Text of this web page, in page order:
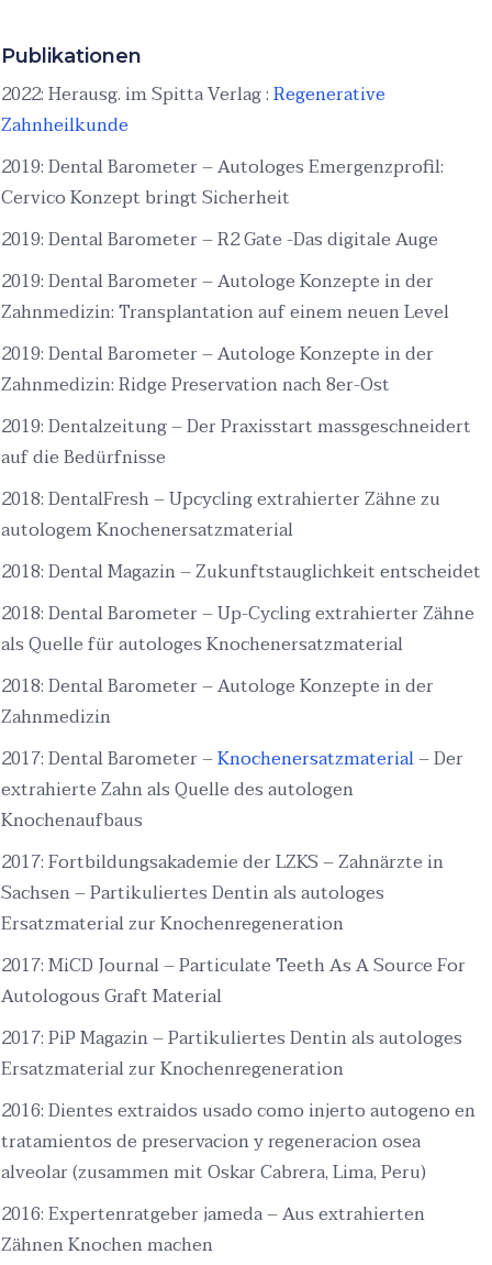
Publikationen
2022: Herausg. im Spitta Verlag :Regenerative
Zahnheilkunde
2019: Dental Barometer – Autologes Emergenzprofil:
Cervico Konzept bringt Sicherheit
2019: Dental Barometer – R2 Gate -Das digitale Auge
2019: Dental Barometer – Autologe Konzepte in der
Zahnmedizin: Transplantation auf einem neuen Level
2019: Dental Barometer – Autologe Konzepte in der
Zahnmedizin: Ridge Preservation nach 8er-Ost
2019: Dentalzeitung – Der Praxisstart massgeschneidert
auf die Bedürfnisse
2018: DentalFresh – Upcycling extrahierter Zähne zu
autologem Knochenersatzmaterial
2018: Dental Magazin – Zukunftstauglichkeit entscheidet
2018: Dental Barometer – Up-Cycling extrahierter Zähne
als Quelle für autologes Knochenersatzmaterial
2018: Dental Barometer – Autologe Konzepte in der
Zahnmedizin
2017: Dental Barometer –Knochenersatzmaterial– Der
extrahierte Zahn als Quelle des autologen
Knochenaufbaus
2017: Fortbildungsakademie der LZKS – Zahnärzte in
Sachsen – Partikuliertes Dentin als autologes
Ersatzmaterial zur Knochenregeneration
2017: MiCD Journal – Particulate Teeth As A Source For
Autologous Graft Material
2017: PiP Magazin – Partikuliertes Dentin als autologes
Ersatzmaterial zur Knochenregeneration
2016: Dientes extraidos usado como injerto autogeno en
tratamientos de preservacion y regeneracion osea
alveolar (zusammen mit Oskar Cabrera, Lima, Peru)
2016: Expertenratgeber jameda – Aus extrahierten
Zähnen Knochen machen